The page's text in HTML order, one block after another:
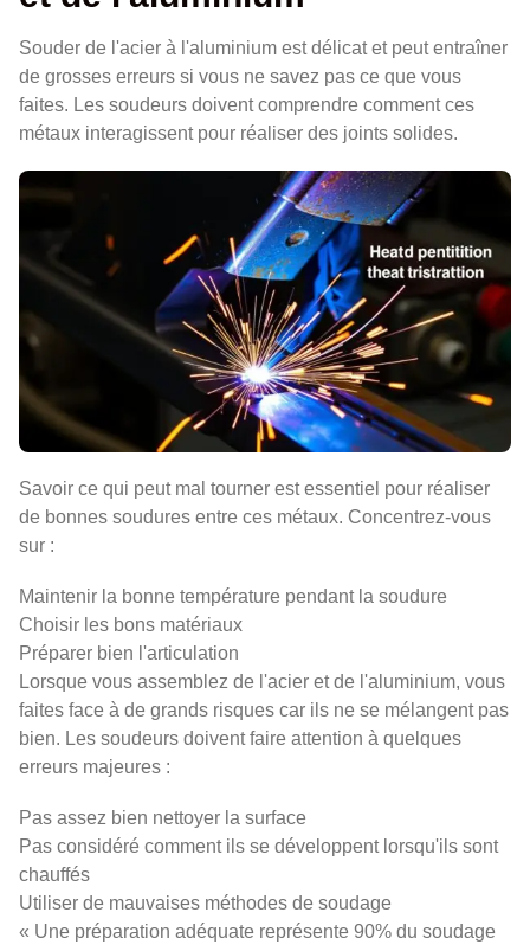
Souder de l'acier à l'aluminium est délicat et peut entraîner
de grosses erreurs si vous ne savez pas ce que vous
faites. Les soudeurs doivent comprendre comment ces
métaux interagissent pour réaliser des joints solides.
Savoir ce qui peut mal tourner est essentiel pour réaliser
de bonnes soudures entre ces métaux. Concentrez-vous
sur :
Maintenir la bonne température pendant la soudure
Choisir les bons matériaux
Préparer bien l'articulation
Lorsque vous assemblez de l'acier et de l'aluminium, vous
faites face à de grands risques car ils ne se mélangent pas
bien. Les soudeurs doivent faire attention à quelques
erreurs majeures :
Pas assez bien nettoyer la surface
Pas considéré comment ils se développent lorsqu'ils sont
chauffés
Utiliser de mauvaises méthodes de soudage
« Une préparation adéquate représente 90% du soudage